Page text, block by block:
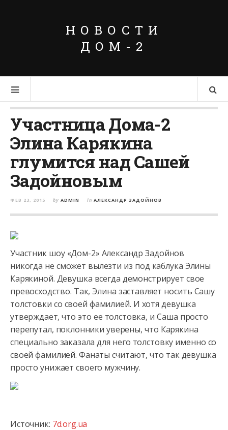
НОВОСТИ
ДОМ-2
Участница Дома-2
Элина Карякина
глумится над Сашей
Задойновым
ФЕВ 23, 2015 by ADMIN in АЛЕКСАНДР ЗАДОЙНОВ
Участник шоу «Дом-2» Александр Задойнов
никогда не сможет вылезти из под каблука Элины
Карякиной. Девушка всегда демонстрирует свое
превосходство. Так, Элина заставляет носить Сашу
толстовки со своей фамилией. И хотя девушка
утверждает, что это ее толстовка, и Саша просто
перепутал, поклонники уверены, что Карякина
специально заказала для него толстовку именно со
своей фамилией. Фанаты считают, что так девушка
просто унижает своего мужчину.
Источник: 7d.org.ua